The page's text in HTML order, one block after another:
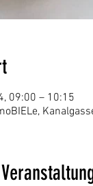
09:00 – 10:15